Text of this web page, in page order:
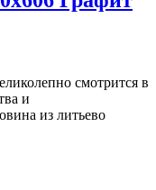
смотрится в
и
из литьево